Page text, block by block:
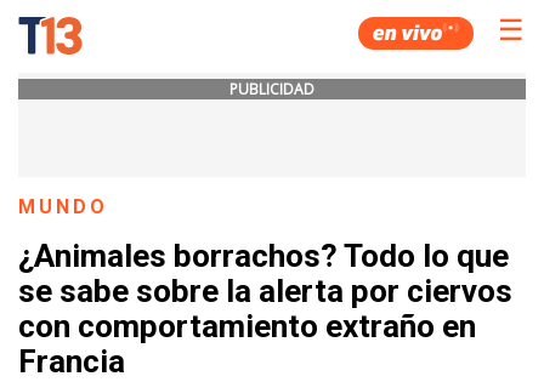
☰
PUBLICIDAD
MUNDO
¿Animales borrachos? Todo lo que
se sabe sobre la alerta por ciervos
con comportamiento extraño en
Francia